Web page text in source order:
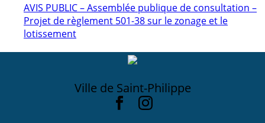
AVIS PUBLIC – Assemblée publique de consultation –
Projet de règlement 501-38 sur le zonage et le
lotissement
Ville de Saint-Philippe